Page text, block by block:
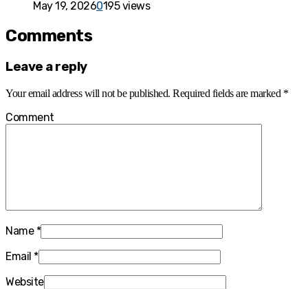
May 19, 20260195 views
Comments
Leave a reply
Your email address will not be published. Required fields are marked *
Comment
Name *
Email *
Website